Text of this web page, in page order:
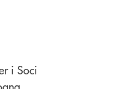
i Soci